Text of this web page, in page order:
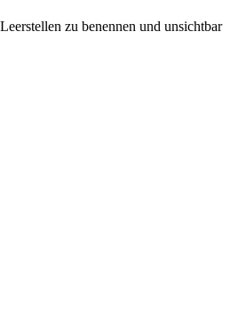
zu benennen und unsichtbar